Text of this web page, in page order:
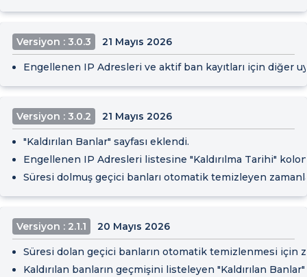
Versiyon : 3.0.3 21 Mayıs 2026
Engellenen IP Adresleri ve aktif ban kayıtları için diğer
Versiyon : 3.0.2 21 Mayıs 2026
"Kaldırılan Banlar" sayfası eklendi.
Engellenen IP Adresleri listesine "Kaldırılma Tarihi"
Süresi dolmuş geçici banları otomatik temizleyen
Versiyon : 2.1.1 20 Mayıs 2026
Süresi dolan geçici banların otomatik temizlenmesi için
Kaldırılan banların geçmişini listeleyen "Kaldırılan